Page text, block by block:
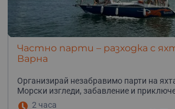
Частно парти – разходка с
Варна
Организирай незабравимо парти на
Морски изгледи, забавление и
2 часа